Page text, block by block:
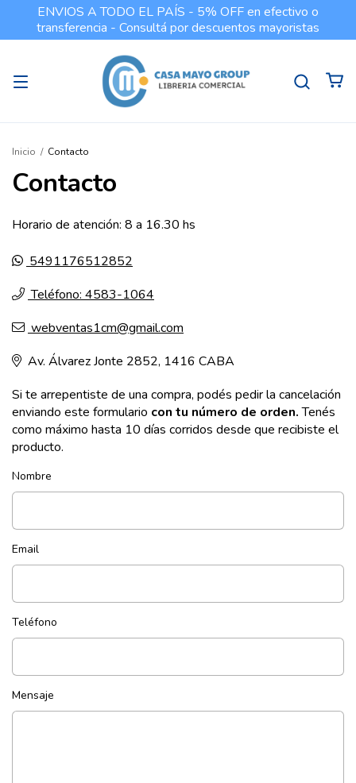
ENVIOS A TODO EL PAÍS - 5% OFF en efectivo o
transferencia - Consultá por descuentos mayoristas
Inicio / Contacto
Contacto
Horario de atención: 8 a 16.30 hs
5491176512852
Teléfono: 4583-1064
webventas1cm@gmail.com
Av. Álvarez Jonte 2852, 1416 CABA
Si te arrepentiste de una compra, podés pedir la cancelación
enviando este formulario con tu número de orden.Tenés
como máximo hasta 10 días corridos desde que recibiste el
producto.
Nombre
Email
Teléfono
Mensaje